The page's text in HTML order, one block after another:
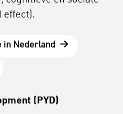
effect).
in Nederland
(PYD)